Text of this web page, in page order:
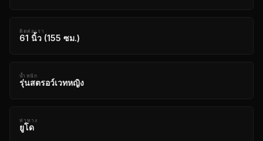
ติดต่อเรา
61 นิ้ว (155 ซม.)
น้ำหนัก
รุ่นสตรอว์เวทหญิง
ท่าทาง
ยูโด